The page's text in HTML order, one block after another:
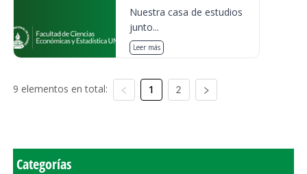
Nuestra casa de estudios
junto...
Leer más
9 elementos en total: 1 2
Categorías